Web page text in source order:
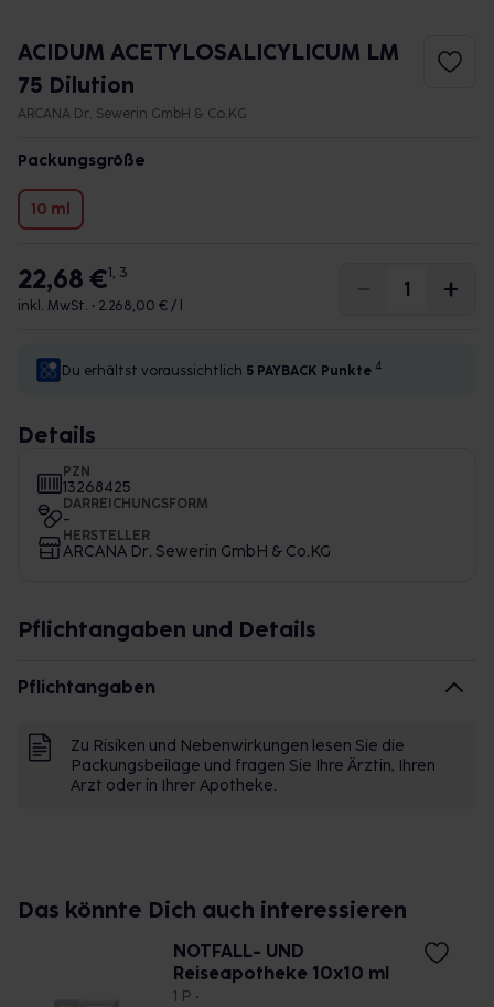
ACIDUM ACETYLOSALICYLICUM LM
75 Dilution
ARCANA Dr. Sewerin GmbH & Co.KG
Packungsgröße
10 ml
22,68 €1, 3
inkl. MwSt. • 2.268,00 € / l
Du erhältst voraussichtlich 5 PAYBACK Punkte 4
Details
PZN
13268425
DARREICHUNGSFORM
-
HERSTELLER
ARCANA Dr. Sewerin GmbH & Co.KG
Pflichtangaben und Details
Pflichtangaben
Zu Risiken und Nebenwirkungen lesen Sie die
Packungsbeilage und fragen Sie Ihre Ärztin, Ihren
Arzt oder in Ihrer Apotheke.
Das könnte Dich auch interessieren
NOTFALL- UND
Reiseapotheke 10x10 ml
1 P •